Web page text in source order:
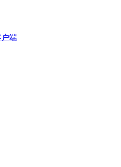
户端